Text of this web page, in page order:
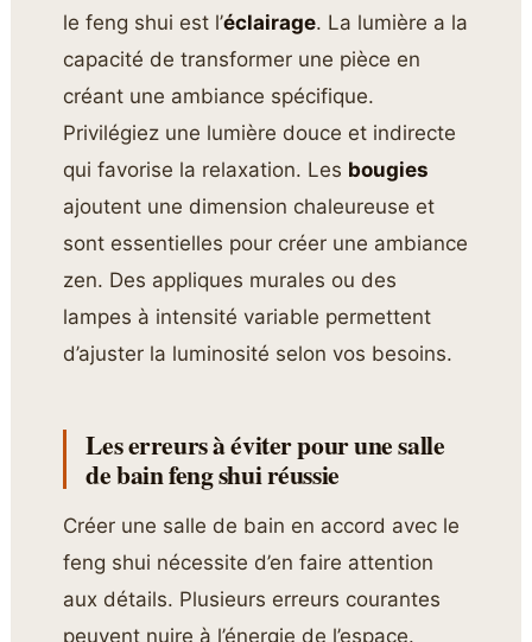
le feng shui est l’éclairage. La lumière a la
capacité de transformer une pièce en
créant une ambiance spécifique.
Privilégiez une lumière douce et indirecte
qui favorise la relaxation. Les bougies
ajoutent une dimension chaleureuse et
sont essentielles pour créer une ambiance
zen. Des appliques murales ou des
lampes à intensité variable permettent
d’ajuster la luminosité selon vos besoins.
Les erreurs à éviter pour une salle
de bain feng shui réussie
Créer une salle de bain en accord avec le
feng shui nécessite d’en faire attention
aux détails. Plusieurs erreurs courantes
peuvent nuire à l’énergie de l’espace.